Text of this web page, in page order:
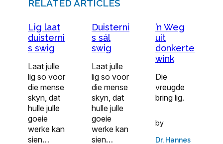
RELATED ARTICLES
Lig laat
duisterni
s swig
Laat julle
lig so voor
die mense
skyn, dat
hulle julle
goeie
werke kan
sien…
Duisterni
s sál
swig
Laat julle
lig so voor
die mense
skyn, dat
hulle julle
goeie
werke kan
sien…
’n Weg
uit
donkerte
wink
Die
vreugde
bring lig.
by
Dr. Hannes